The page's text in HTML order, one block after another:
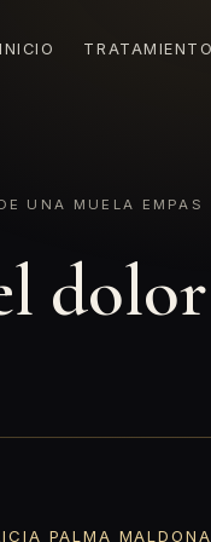
INICIO
UNA MUELA EMPAS
dolor
PALMA